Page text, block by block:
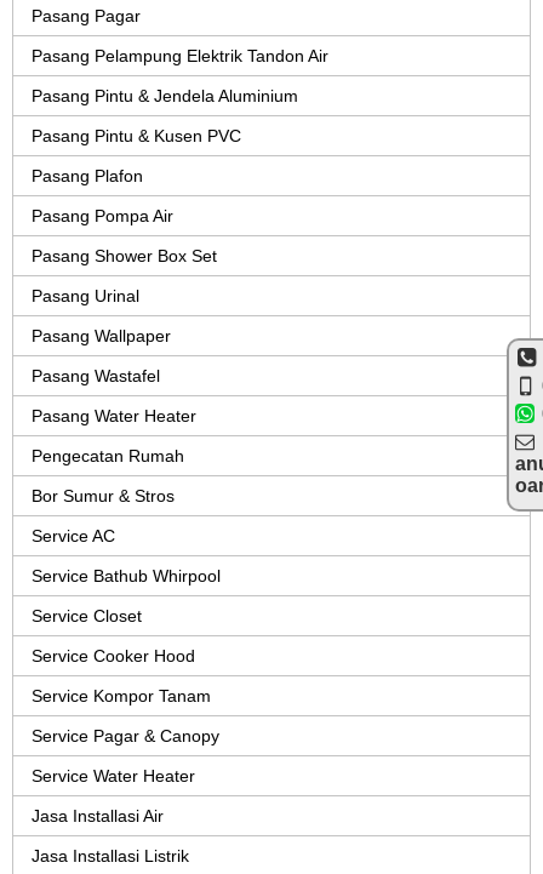
Pasang Pagar
Pasang Pelampung Elektrik Tandon Air
Pasang Pintu & Jendela Aluminium
Pasang Pintu & Kusen PVC
Pasang Plafon
Pasang Pompa Air
Pasang Shower Box Set
Pasang Urinal
Pasang Wallpaper
Pasang Wastafel
Pasang Water Heater
Pengecatan Rumah
Bor Sumur & Stros
Service AC
Service Bathub Whirpool
Service Closet
Service Cooker Hood
Service Kompor Tanam
Service Pagar & Canopy
Service Water Heater
Jasa Installasi Air
Jasa Installasi Listrik